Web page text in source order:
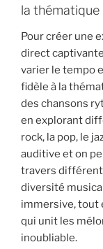
la thématique
Pour créer une
direct
varier le tempo
fidèle à la
des chansons
en explorant
rock, la pop, le
auditive et on
travers
diversité
immersive, tout
qui unit les
inoubliable.